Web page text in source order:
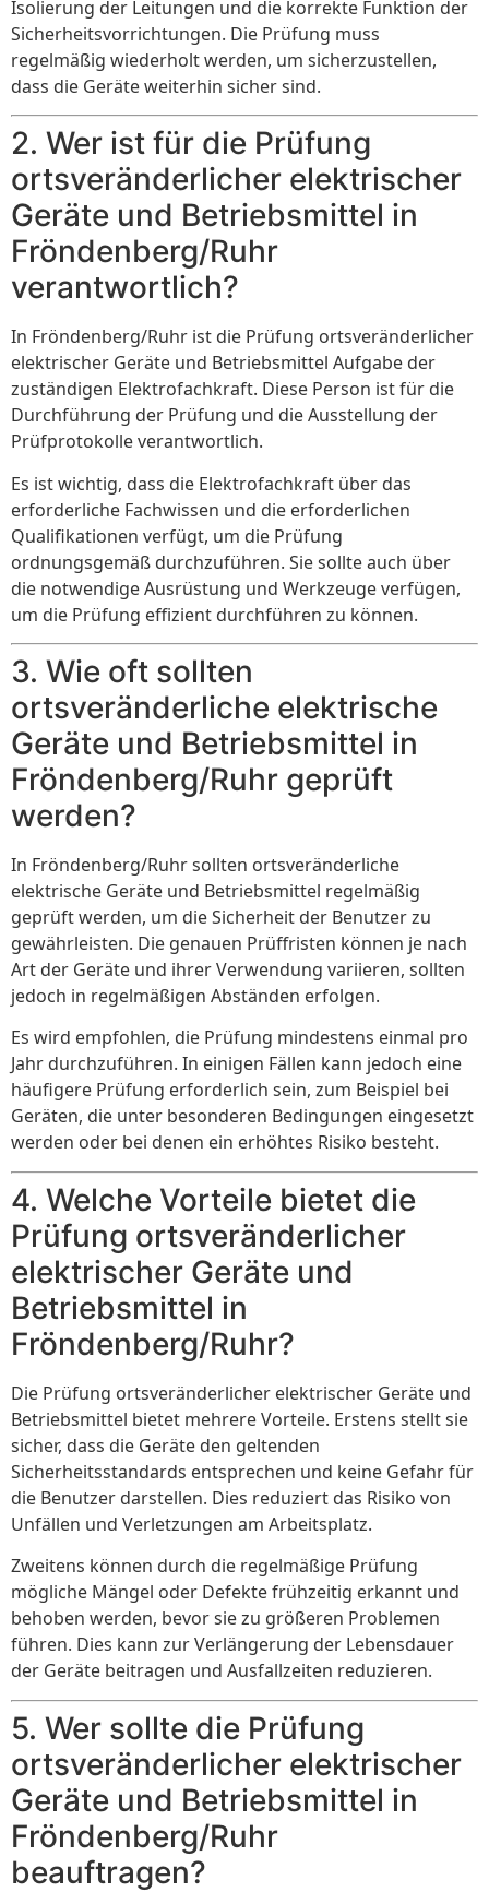
Isolierung der Leitungen und die korrekte Funktion der
Sicherheitsvorrichtungen. Die Prüfung muss
regelmäßig wiederholt werden, um sicherzustellen,
dass die Geräte weiterhin sicher sind.
2. Wer ist für die Prüfung
ortsveränderlicher elektrischer
Geräte und Betriebsmittel in
Fröndenberg/Ruhr
verantwortlich?
In Fröndenberg/Ruhr ist die Prüfung ortsveränderlicher
elektrischer Geräte und Betriebsmittel Aufgabe der
zuständigen Elektrofachkraft. Diese Person ist für die
Durchführung der Prüfung und die Ausstellung der
Prüfprotokolle verantwortlich.
Es ist wichtig, dass die Elektrofachkraft über das
erforderliche Fachwissen und die erforderlichen
Qualifikationen verfügt, um die Prüfung
ordnungsgemäß durchzuführen. Sie sollte auch über
die notwendige Ausrüstung und Werkzeuge verfügen,
um die Prüfung effizient durchführen zu können.
3. Wie oft sollten
ortsveränderliche elektrische
Geräte und Betriebsmittel in
Fröndenberg/Ruhr geprüft
werden?
In Fröndenberg/Ruhr sollten ortsveränderliche
elektrische Geräte und Betriebsmittel regelmäßig
geprüft werden, um die Sicherheit der Benutzer zu
gewährleisten. Die genauen Prüffristen können je nach
Art der Geräte und ihrer Verwendung variieren, sollten
jedoch in regelmäßigen Abständen erfolgen.
Es wird empfohlen, die Prüfung mindestens einmal pro
Jahr durchzuführen. In einigen Fällen kann jedoch eine
häufigere Prüfung erforderlich sein, zum Beispiel bei
Geräten, die unter besonderen Bedingungen eingesetzt
werden oder bei denen ein erhöhtes Risiko besteht.
4. Welche Vorteile bietet die
Prüfung ortsveränderlicher
elektrischer Geräte und
Betriebsmittel in
Fröndenberg/Ruhr?
Die Prüfung ortsveränderlicher elektrischer Geräte und
Betriebsmittel bietet mehrere Vorteile. Erstens stellt sie
sicher, dass die Geräte den geltenden
Sicherheitsstandards entsprechen und keine Gefahr für
die Benutzer darstellen. Dies reduziert das Risiko von
Unfällen und Verletzungen am Arbeitsplatz.
Zweitens können durch die regelmäßige Prüfung
mögliche Mängel oder Defekte frühzeitig erkannt und
behoben werden, bevor sie zu größeren Problemen
führen. Dies kann zur Verlängerung der Lebensdauer
der Geräte beitragen und Ausfallzeiten reduzieren.
5. Wer sollte die Prüfung
ortsveränderlicher elektrischer
Geräte und Betriebsmittel in
Fröndenberg/Ruhr
beauftragen?